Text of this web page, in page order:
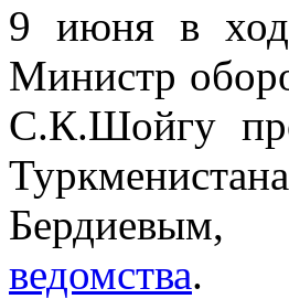
9 июня в
Министр
С.К.Шойгу
ведомства.